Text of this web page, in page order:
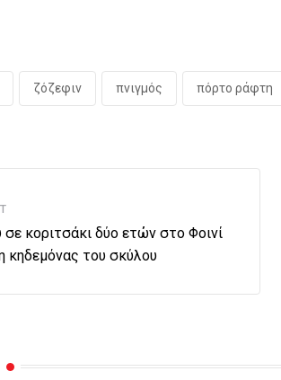
ζόζεφιν πνιγμός πόρτο ράφτη
σε κοριτσάκι δύο ετών στο Φοινί
κηδεμόνας του σκύλου